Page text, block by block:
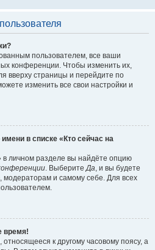
пользователем, все ваши
конференции. Чтобы изменить их,
вверху страницы и перейдите по
изменить все свои настройки и
в списке «Кто сейчас на
в личном разделе вы найдёте опцию
. ВыберитеДа, и вы будете
модераторам и самому себе. Для всех
время!
к другому часовому поясу, а